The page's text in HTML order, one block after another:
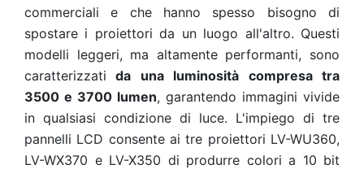
commerciali e che hanno spesso bisogno di
spostare i proiettori da un luogo all'altro. Questi
modelli leggeri, ma altamente performanti, sono
caratterizzati da una luminosità compresa tra
3500 e 3700 lumen, garantendo immagini vivide
in qualsiasi condizione di luce. L'impiego di tre
pannelli LCD consente ai tre proiettori LV-WU360,
LV-WX370 e LV-X350 di produrre colori a 10 bit